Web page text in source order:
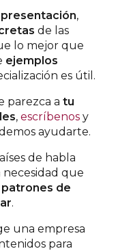
,
de las
lo mejor que
ejemplos
es útil.
parezca a tu
, escríbenos y
ayudarte.
de habla
necesidad que
de
.
una empresa
para